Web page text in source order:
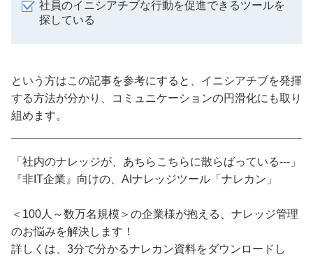
社員のイニシアチブな行動を促進できるツールを
探している
という方はこの記事を参考にすると、イニシアチブを発揮
する方法が分かり、コミュニケーションの円滑化にも取り
組めます。
「社内のナレッジが、あちらこちらに散らばっている---」
『非IT企業』向けの、AIナレッジツール「ナレカン」
＜100人～数万名規模＞の企業様が抱える、ナレッジ管理
のお悩みを解決します！
詳しくは、3分で分かるナレカン資料をダウンロードし